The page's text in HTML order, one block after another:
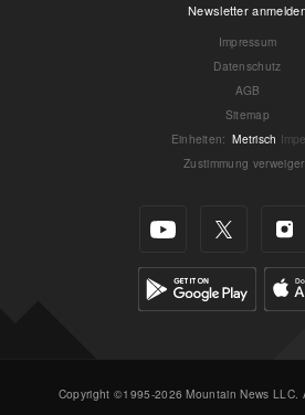
Newsletter
Impressum
Datenschutz
AGB
Sitemap
Einheiten: Metrisch
Zustimmung
Copyright ©1995-2026 Mountain News LLC.